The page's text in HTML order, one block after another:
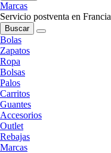
Marcas
Servicio postventa en Francia
Buscar
Bolas
Zapatos
Ropa
Bolsas
Palos
Carritos
Guantes
Accesorios
Outlet
Rebajas
Marcas